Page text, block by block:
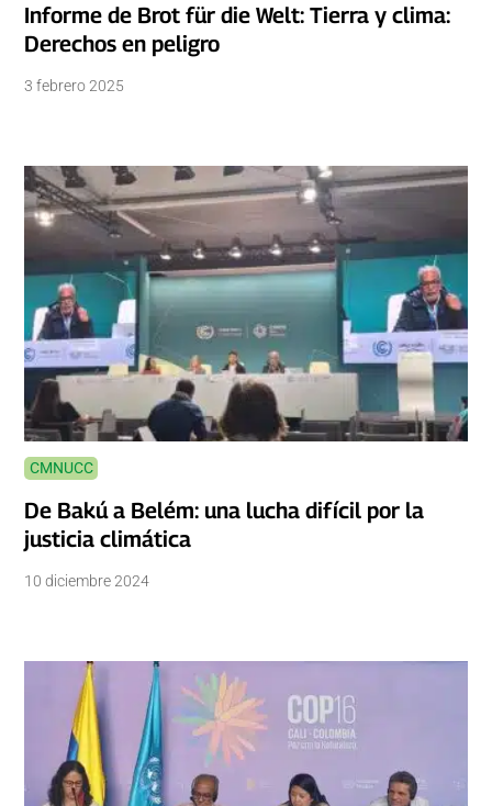
Informe de Brot für die Welt: Tierra y clima:
Derechos en peligro
3 febrero 2025
CMNUCC
De Bakú a Belém: una lucha difícil por la
justicia climática
10 diciembre 2024